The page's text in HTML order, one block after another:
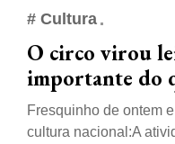
# Cultura
O circo virou
importante do
Fresquinho de ontem
cultura nacional:A